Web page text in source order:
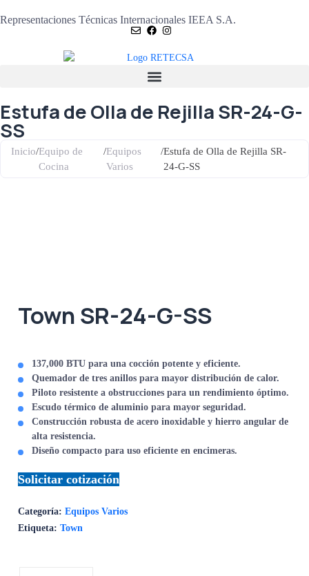
Representaciones Técnicas Internacionales IEEA S.A.
Estufa de Olla de Rejilla SR-24-G-
SS
Inicio/Equipo de
Cocina
/Equipos
Varios
/Estufa de Olla de Rejilla SR-
24-G-SS
Town SR-24-G-SS
137,000 BTU para una cocción potente y eficiente.
Quemador de tres anillos para mayor distribución de calor.
Piloto resistente a obstrucciones para un rendimiento óptimo.
Escudo térmico de aluminio para mayor seguridad.
Construcción robusta de acero inoxidable y hierro angular de
alta resistencia.
Diseño compacto para uso eficiente en encimeras.
Solicitar cotización
Categoría:Equipos Varios
Etiqueta:Town